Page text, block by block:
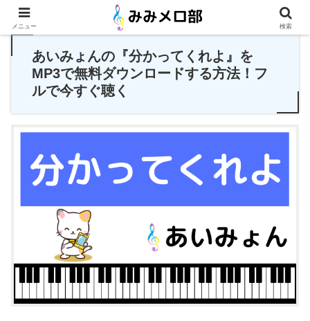
PR
あいみょんの『分かってくれよ』を
MP3で無料ダウンロードする方法！フ
ルで今すぐ聴く
メニュー 検索